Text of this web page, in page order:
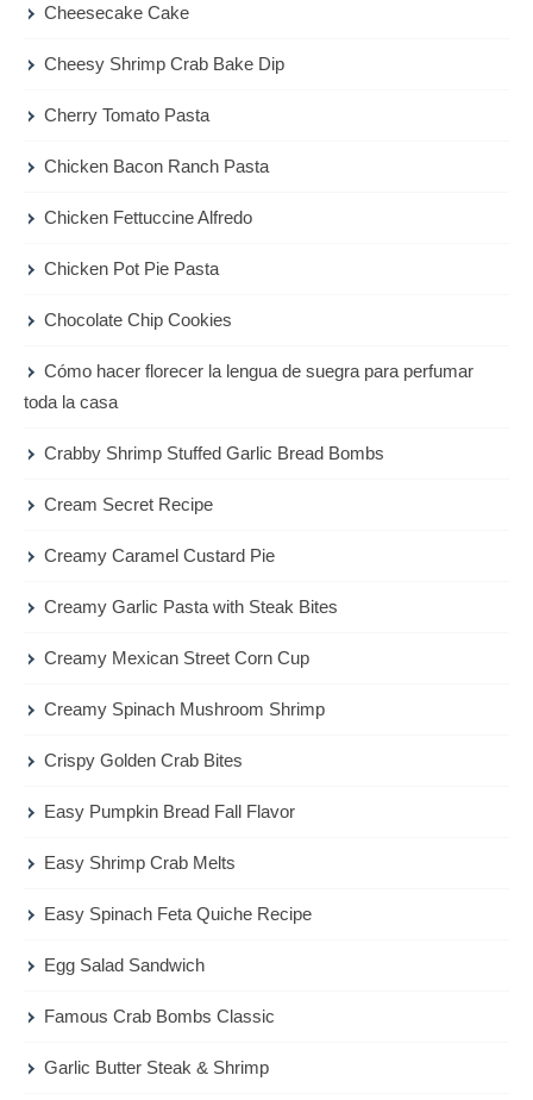
Cheesecake Cake
Cheesy Shrimp Crab Bake Dip
Cherry Tomato Pasta
Chicken Bacon Ranch Pasta
Chicken Fettuccine Alfredo
Chicken Pot Pie Pasta
Chocolate Chip Cookies
Cómo hacer florecer la lengua de suegra para perfumar
toda la casa
Crabby Shrimp Stuffed Garlic Bread Bombs
Cream Secret Recipe
Creamy Caramel Custard Pie
Creamy Garlic Pasta with Steak Bites
Creamy Mexican Street Corn Cup
Creamy Spinach Mushroom Shrimp
Crispy Golden Crab Bites
Easy Pumpkin Bread Fall Flavor
Easy Shrimp Crab Melts
Easy Spinach Feta Quiche Recipe
Egg Salad Sandwich
Famous Crab Bombs Classic
Garlic Butter Steak & Shrimp